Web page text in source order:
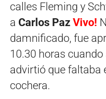
calles Fleming y
a Carlos Paz Vivo!
damnificado, fue
10.30 horas
advirtió que faltaba
cochera.